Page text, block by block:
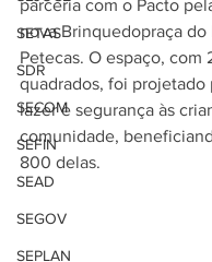
SETAS
SDR
SECOM
SEFIN
SEAD
SEGOV
SEPLAN
parceria com o Pacto
nova Brinquedopraça do
Petecas. O espaço, com
quadrados, foi projetado
lazer e segurança às
comunidade,
800 delas.